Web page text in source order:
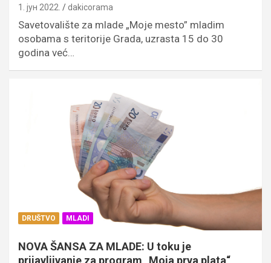
1. јун 2022. dakicorama
Savetovalište za mlade „Moje mesto” mladim
osobama s teritorije Grada, uzrasta 15 do 30
godina već…
DRUŠTVO MLADI
NOVA ŠANSA ZA MLADE: U toku je
prijavljivanje za program „Moja prva plata“